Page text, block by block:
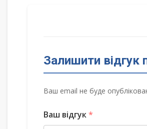
Залишити відгук
Ваш email не буде
Ваш відгук*